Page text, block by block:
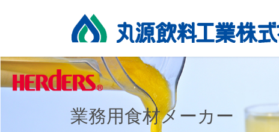
ツ
へ
シ
ョ
業務用食材メーカー